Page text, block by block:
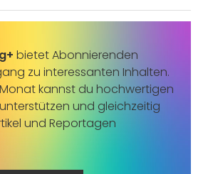
bietet Abonnierenden
zu interessanten Inhalten.
kannst du hochwertigen
und gleichzeitig
und Reportagen